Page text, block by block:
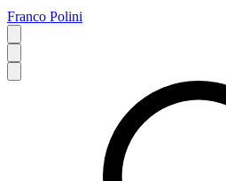
Franco Polini